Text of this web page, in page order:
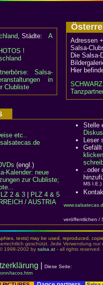
, Städte: A
!
Salsa-
in
Clubliste
Adressen
Salsa-
Die
Hier
etc..
(engl.)
Kalender: neue
zur Clubliste;
2 & 3
PLZ 4 & 5
/ AUSTRIA
Stelle
Leser
klicken
..oder
MS I.E.)
veröffentlichen /
texts) may be used, reproduced,
geschützt. Jede Verwendung
1998-2002 by salsa.at - all rights reserved.
Diese Seite:
tacos.htm